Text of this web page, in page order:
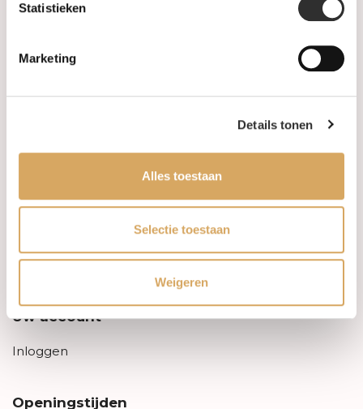
Statistieken
Marketing
Details tonen
Alles toestaan
Selectie toestaan
Weigeren
Leveringsvoorwaarden
Privacy Policy
Uw account
Inloggen
Openingstijden